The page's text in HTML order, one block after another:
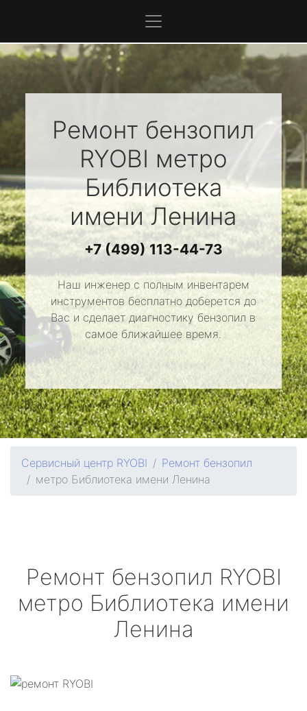
Ремонт бензопил
RYOBI метро
Библиотека
имени Ленина
+7 (499) 113-44-73
Наш инженер с полным инвентарем
инструментов бесплатно доберется до
Вас и сделает диагностику бензопил в
самое ближайшее время.
Сервисный центр RYOBI
Ремонт бензопил
метро Библиотека имени Ленина
Ремонт бензопил RYOBI
метро Библиотека имени
Ленина